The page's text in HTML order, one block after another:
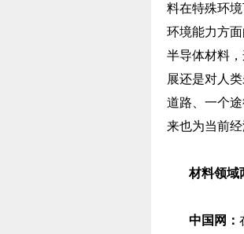
料在特殊环
环境能力方
半导体材料
展还是对人
道路、一个
来也为当前经
材料领域
中国网：